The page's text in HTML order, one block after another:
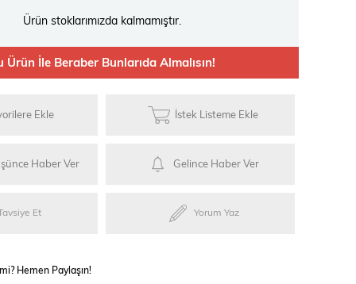
Ürün stoklarımızda kalmamıştır.
Ürün İle Beraber Bunlarıda Almalısın!
Ekle İstek Listeme Ekle
Haber Ver Gelince Haber Ver
Et Yorum Yaz
Hemen Paylaşın!